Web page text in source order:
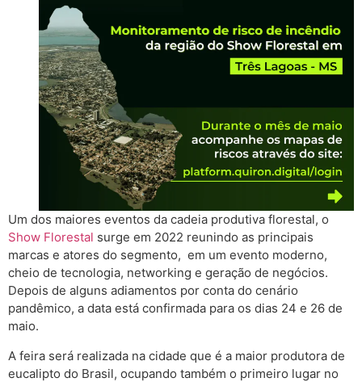
Um dos maiores eventos da cadeia produtiva florestal, o
Show Florestal surge em 2022 reunindo as principais
marcas e atores do segmento, em um evento moderno,
cheio de tecnologia, networking e geração de negócios.
Depois de alguns adiamentos por conta do cenário
pandêmico, a data está confirmada para os dias 24 e 26 de
maio.
A feira será realizada na cidade que é a maior produtora de
eucalipto do Brasil, ocupando também o primeiro lugar no